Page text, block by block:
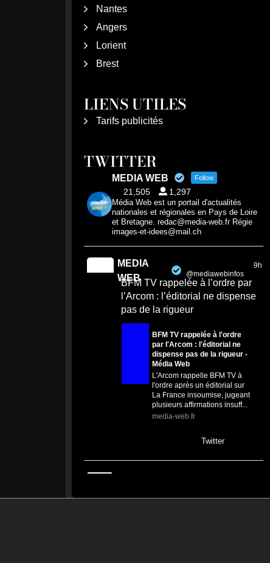
Nantes
Angers
Lorient
Brest
LIENS UTILES
Tarifs publicités
TWITTER
MEDIA WEB Follow
21,505 1,297
Média Web est un portail d'actualités
nationales et régionales en Pays de Loire
et Bretagne. redac@media-web.fr Régie
images-et-idees@mail.ch
MEDIA
WEB
@mediawebinfos
9h
BFM TV rappelée à l’ordre par
l’Arcom : l’éditorial ne dispense
pas de la rigueur
BFM TV rappelée à l'ordre
par l'Arcom : l'éditorial ne
dispense pas de la rigueur -
Média Web
L'Arcom rappelle BFM TV à
l'ordre après un éditorial sur
La France insoumise, jugeant
plusieurs affirmations insuff...
media-web.fr
Twitter
Biotope : Euphorbe de Séguier